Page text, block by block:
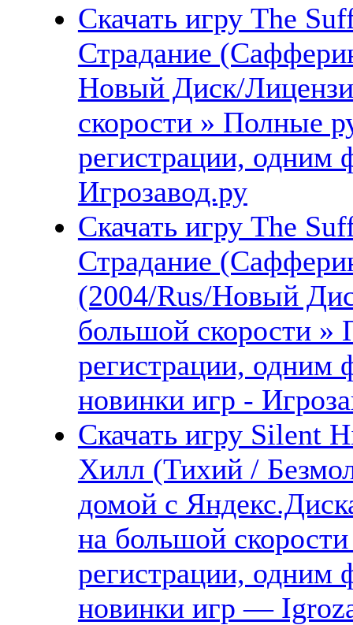
Скачать игру The
Страдание
Новый Диск/
скорости » Полные
регистрации, одним
Игрозавод.ру
Скачать игру The
Страдание
(2004/Rus/Новый
большой скорости »
регистрации, одним
новинки игр -
Скачать игру Silent
Хилл (Тихий /
домой с
на большой
регистрации, одним
новинки игр —